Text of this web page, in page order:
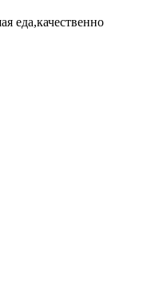
еда,качественно